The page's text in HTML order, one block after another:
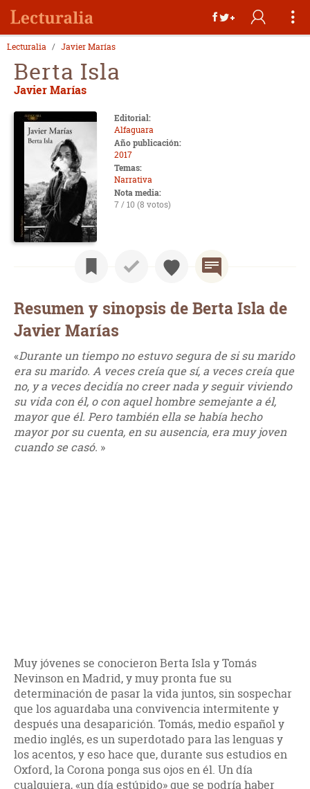
Lecturalia Javier Marías
Berta Isla
Javier Marías
Editorial:
Alfaguara
Año publicación:
2017
Temas:
Narrativa
Nota media:
7 / 10 (8 votos)
Resumen y sinopsis de Berta Isla de
Javier Marías
«Durante un tiempo no estuvo segura de si su marido
era su marido. A veces creía que sí, a veces creía que
no, y a veces decidía no creer nada y seguir viviendo
su vida con él, o con aquel hombre semejante a él,
mayor que él. Pero también ella se había hecho
mayor por su cuenta, en su ausencia, era muy joven
cuando se casó. »
Muy jóvenes se conocieron Berta Isla y Tomás
Nevinson en Madrid, y muy pronta fue su
determinación de pasar la vida juntos, sin sospechar
que los aguardaba una convivencia intermitente y
después una desaparición. Tomás, medio español y
medio inglés, es un superdotado para las lenguas y
los acentos, y eso hace que, durante sus estudios en
Oxford, la Corona ponga sus ojos en él. Un día
cualquiera, «un día estúpido» que se podría haber